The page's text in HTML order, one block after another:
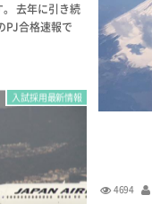
去年に引き続
PJ合格速報で
4694
入試採用最新情報